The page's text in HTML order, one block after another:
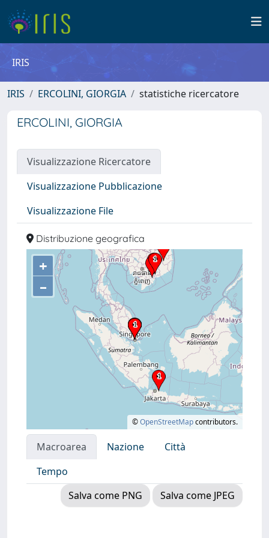
IRIS
IRIS ERCOLINI, GIORGIA statistiche ricercatore
ERCOLINI, GIORGIA
Visualizzazione Ricercatore
Visualizzazione Pubblicazione
Visualizzazione File
Distribuzione geografica
+
–
©OpenStreetMapcontributors.
Macroarea Nazione
Città
Tempo
Salva come PNG
Salva come JPEG